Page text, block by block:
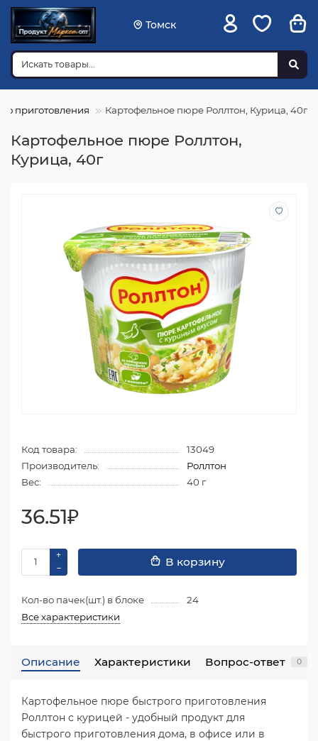
Томск
приготовления Картофельное пюре Роллтон, Курица, 40г
Картофельное пюре Роллтон,
Курица, 40г
Код товара:
13049
Производитель:
Роллтон
Вес:
40 г
36.51₽
В корзину
Кол-во пачек(шт.) в блоке
24
Все характеристики
Описание Характеристики Вопрос-ответ 0
Картофельное пюре быстрого приготовления
Роллтон с курицей - удобный продукт для
быстрого приготовления дома, в офисе или в